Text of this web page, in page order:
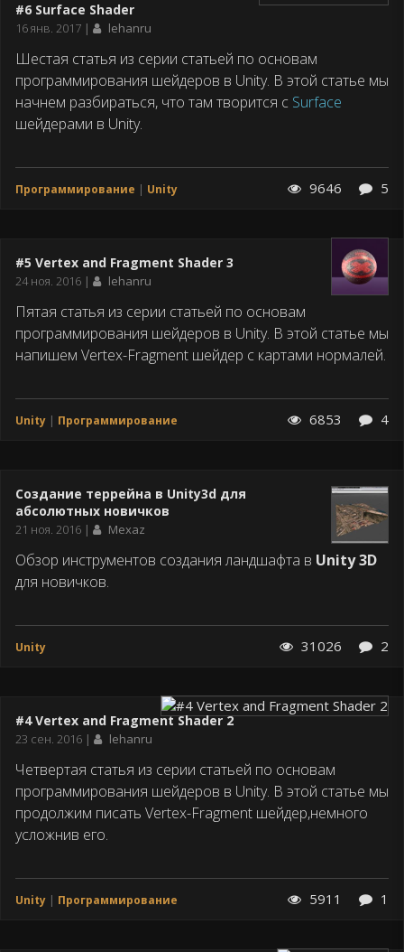
#6 Surface Shader
Дата
16 янв. 2017 lehanru
Шестая статья из серии статьей по основам
программирования шейдеров в Unity. В этой статье мы
начнем разбираться, что там творится с Surface
шейдерами в Unity.
Программирование Unity 9646 5
#5 Vertex and Fragment Shader 3
Дата
24 ноя. 2016 lehanru
Пятая статья из серии статьей по основам
программирования шейдеров в Unity. В этой статье мы
напишем Vertex-Fragment шейдер с картами нормалей.
Unity Программирование 6853 4
Создание террейна в Unity3d для
абсолютных новичков
Дата
21 ноя. 2016 Mexaz
Обзор инструментов создания ландшафта в Unity 3D
для новичков.
Unity 31026 2
#4 Vertex and Fragment Shader 2
Дата
23 сен. 2016 lehanru
Четвертая статья из серии статьей по основам
программирования шейдеров в Unity. В этой статье мы
продолжим писать Vertex-Fragment шейдер,немного
усложнив его.
Unity Программирование 5911 1